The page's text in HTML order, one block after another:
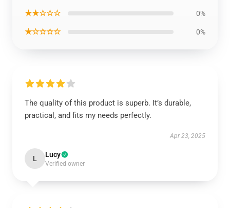
★★☆☆☆ 0%
★☆☆☆☆ 0%
The quality of this product is superb. It’s durable,
practical, and fits my needs perfectly.
Apr 23, 2025
L Lucy
Verified owner